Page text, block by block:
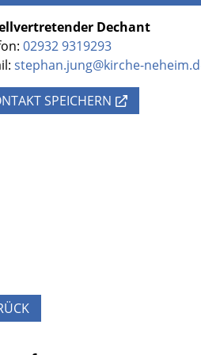
Dechant
02932 9319293
stephan.jung@kirche-
SPEICHERN